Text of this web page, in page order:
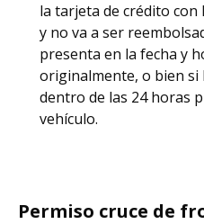
la tarjeta de crédito con
y no va a ser
presenta en la fecha y
originalmente, o bien si
dentro de las 24 horas
vehículo.
Permiso cruce de